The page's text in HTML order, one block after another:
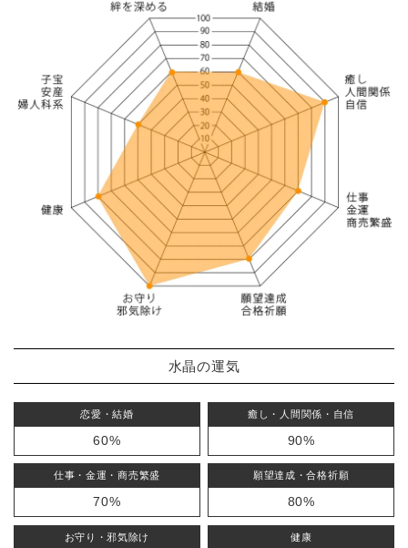
水晶の運気
恋愛・結婚
60%
癒し・人間関係・自信
90%
仕事・金運・商売繁盛
70%
願望達成・合格祈願
80%
お守り・邪気除け 健康